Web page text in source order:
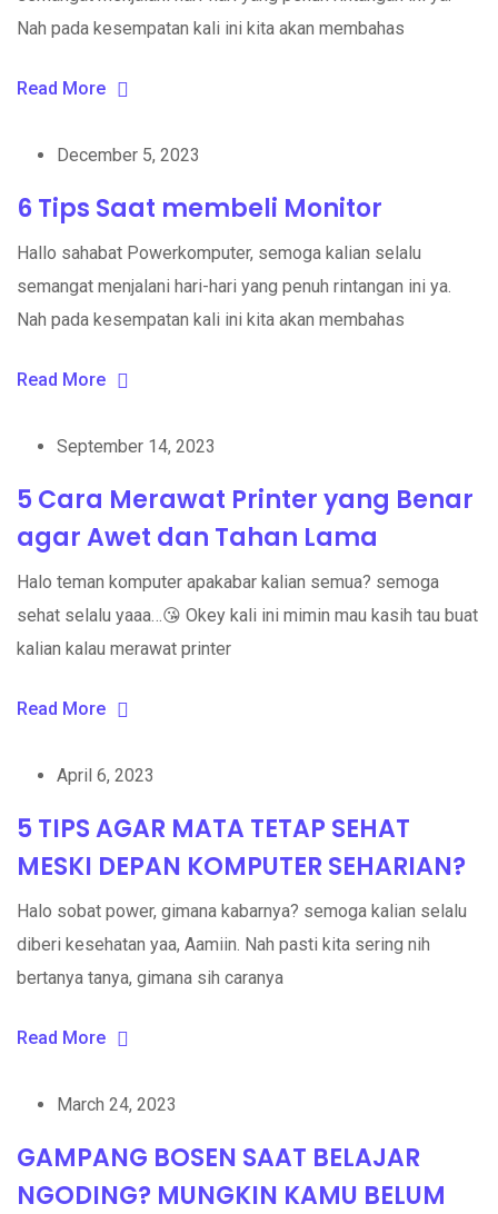
Nah pada kesempatan kali ini kita akan membahas
Read More
December 5, 2023
6 Tips Saat membeli Monitor
Hallo sahabat Powerkomputer, semoga kalian selalu
semangat menjalani hari-hari yang penuh rintangan ini ya.
Nah pada kesempatan kali ini kita akan membahas
Read More
September 14, 2023
5 Cara Merawat Printer yang Benar
agar Awet dan Tahan Lama
Halo teman komputer apakabar kalian semua? semoga
sehat selalu yaaa…😘 Okey kali ini mimin mau kasih tau buat
kalian kalau merawat printer
Read More
April 6, 2023
5 TIPS AGAR MATA TETAP SEHAT
MESKI DEPAN KOMPUTER SEHARIAN?
Halo sobat power, gimana kabarnya? semoga kalian selalu
diberi kesehatan yaa, Aamiin. Nah pasti kita sering nih
bertanya tanya, gimana sih caranya
Read More
March 24, 2023
GAMPANG BOSEN SAAT BELAJAR
NGODING? MUNGKIN KAMU BELUM